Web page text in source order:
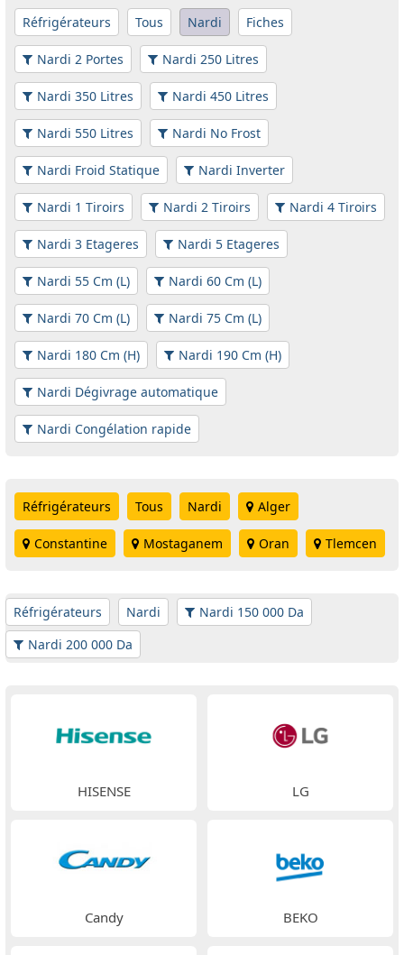
Réfrigérateurs Tous Nardi Fiches
Nardi 2 Portes Nardi 250 Litres
Nardi 350 Litres Nardi 450 Litres
Nardi 550 Litres Nardi No Frost
Nardi Froid Statique Nardi Inverter
Nardi 1 Tiroirs Nardi 2 Tiroirs Nardi 4 Tiroirs
Nardi 3 Etageres Nardi 5 Etageres
Nardi 55 Cm (L) Nardi 60 Cm (L)
Nardi 70 Cm (L) Nardi 75 Cm (L)
Nardi 180 Cm (H) Nardi 190 Cm (H)
Nardi Dégivrage automatique
Nardi Congélation rapide
Réfrigérateurs Tous Nardi Alger
Constantine Mostaganem Oran Tlemcen
Réfrigérateurs Nardi
Nardi 150 000 Da
Nardi 200 000 Da
HISENSE LG
Candy BEKO